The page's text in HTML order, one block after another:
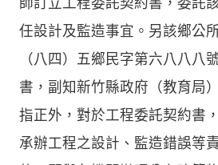
任設計及監造事宜。另該鄉公
（八四）五鄉民字第六八八八
書，副知新竹縣政府（教育局
指正外，對於工程委託契約書
承辦工程之設計、監造錯誤等